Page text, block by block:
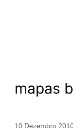
mapas
10 Dezembro